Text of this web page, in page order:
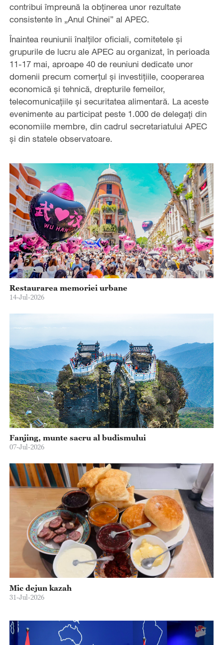
contribui împreună la obținerea unor rezultate
consistente în „Anul Chinei” al APEC.
Înaintea reuniunii înalților oficiali, comitetele și
grupurile de lucru ale APEC au organizat, în perioada
11-17 mai, aproape 40 de reuniuni dedicate unor
domenii precum comerțul și investițiile, cooperarea
economică și tehnică, drepturile femeilor,
telecomunicațiile și securitatea alimentară. La aceste
evenimente au participat peste 1.000 de delegați din
economiile membre, din cadrul secretariatului APEC
și din statele observatoare.
Restaurarea memoriei urbane
14-Jul-2026
Fanjing, munte sacru al budismului
07-Jul-2026
Mic dejun kazah
31-Jul-2026